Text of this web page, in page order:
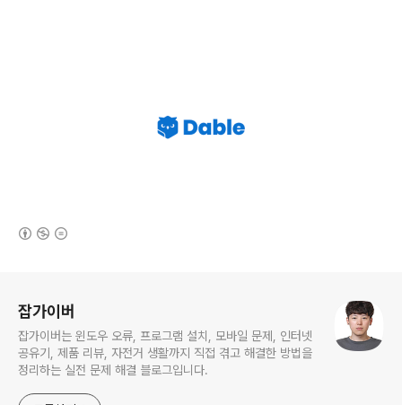
잡가이버
잡가이버는 윈도우 오류, 프로그램 설치, 모바일 문제, 인터넷
공유기, 제품 리뷰, 자전거 생활까지 직접 겪고 해결한 방법을
정리하는 실전 문제 해결 블로그입니다.